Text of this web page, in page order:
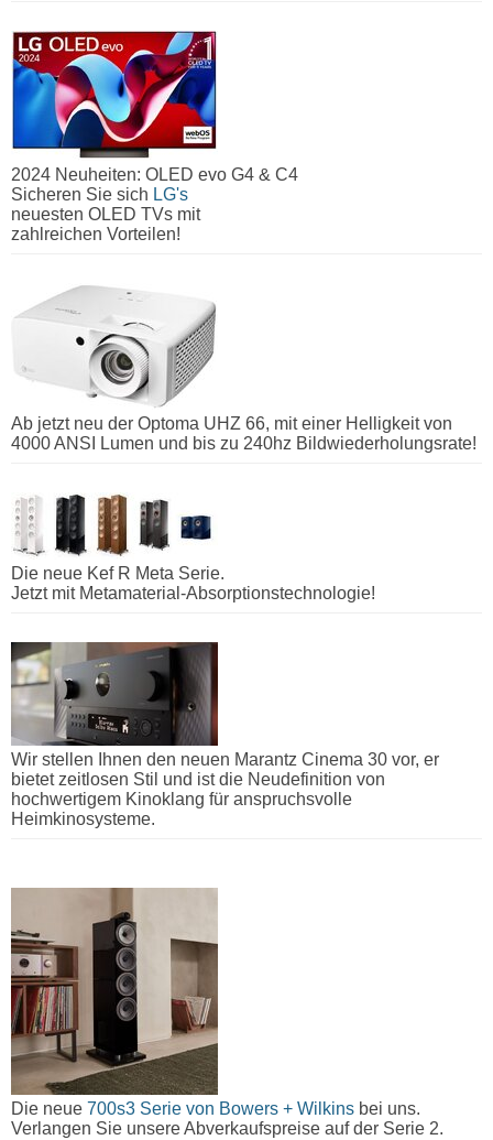
2024 Neuheiten: OLED evo G4 & C4
Sicheren Sie sich LG's
neuesten OLED TVs mit
zahlreichen Vorteilen!
Ab jetzt neu der Optoma UHZ 66, mit einer Helligkeit von
4000 ANSI Lumen und bis zu 240hz Bildwiederholungsrate!
Die neue Kef R Meta Serie.
Jetzt mit Metamaterial-Absorptionstechnologie!
Wir stellen Ihnen den neuen Marantz Cinema 30 vor, er
bietet zeitlosen Stil und ist die Neudefinition von
hochwertigem Kinoklang für anspruchsvolle
Heimkinosysteme.
Die neue 700s3 Serie von Bowers + Wilkins bei uns.
Verlangen Sie unsere Abverkaufspreise auf der Serie 2.